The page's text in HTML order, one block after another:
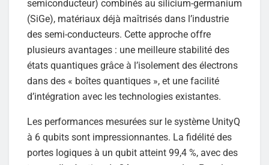
semiconducteur) combinés au silicium-germanium
(SiGe), matériaux déjà maîtrisés dans l’industrie
des semi-conducteurs. Cette approche offre
plusieurs avantages : une meilleure stabilité des
états quantiques grâce à l’isolement des électrons
dans des « boîtes quantiques », et une facilité
d’intégration avec les technologies existantes.
Les performances mesurées sur le système UnityQ
à 6 qubits sont impressionnantes. La fidélité des
portes logiques à un qubit atteint 99,4 %, avec des